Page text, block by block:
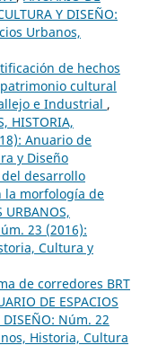
Y DISEÑO:
Urbanos,
de hechos
cultural
e Industrial ,
HISTORIA,
Anuario de
y Diseño
del desarrollo
la morfología de
URBANOS,
23 (2016):
Cultura y
de corredores BRT
DE ESPACIOS
DISEÑO: Núm. 22
Historia, Cultura